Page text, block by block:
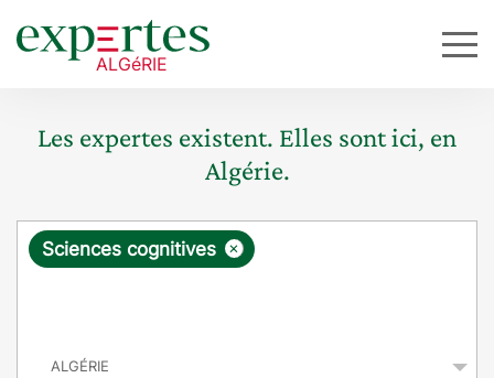
Les expertes existent. Elles sont ici, en
Algérie.
R
×
Sciences cognitives